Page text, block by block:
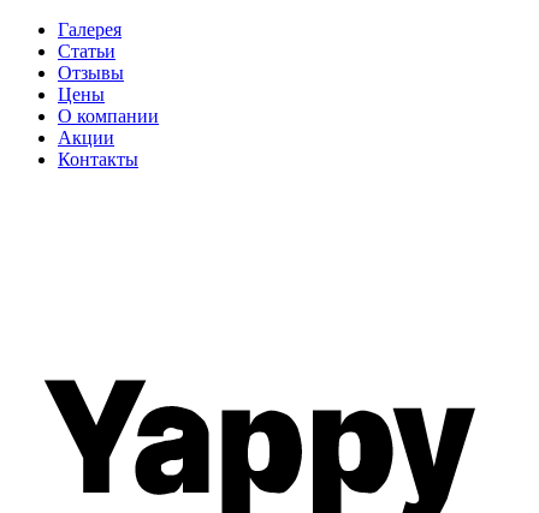
Галерея
Статьи
Отзывы
Цены
О компании
Акции
Контакты